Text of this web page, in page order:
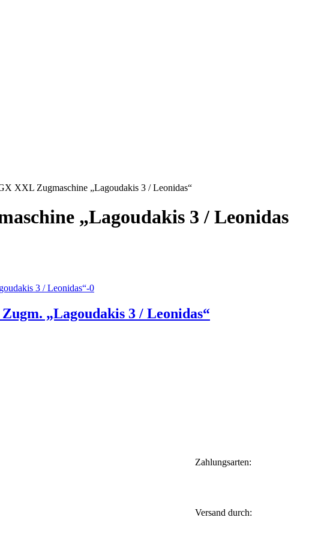
XXL Zugmaschine „Lagoudakis 3 / Leonidas“
„Lagoudakis 3 / Leonidas
„Lagoudakis 3 / Leonidas“
Zahlungsarten:
Versand durch: